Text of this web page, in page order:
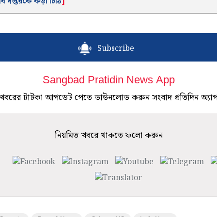
Subscribe
Sangbad Pratidin News App
খবরের টাটকা আপডেট পেতে ডাউনলোড করুন সংবাদ প্রতিদিন
নিয়মিত খবরে থাকতে ফলো করুন